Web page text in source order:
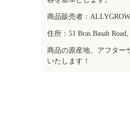
商品販売者：
住所：51 Bras Basah
商品の原産地、アフター
いたします！